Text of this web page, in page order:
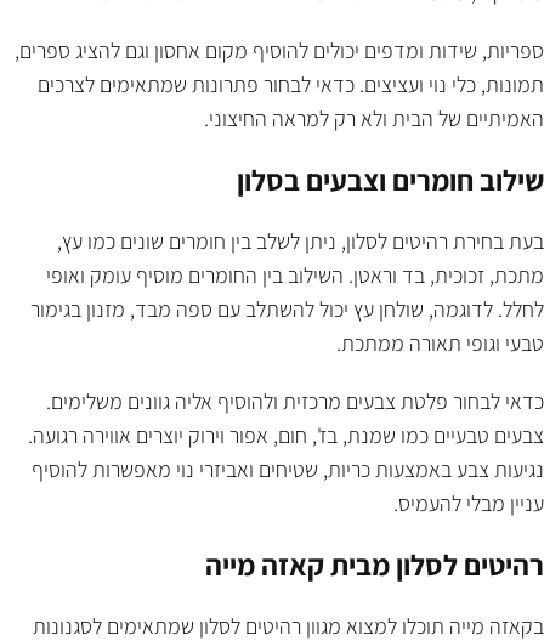
ספריות, שידות ומדפים יכולים להוסיף מקום אחסון וגם להציג ספרים,
תמונות, כלי נוי ועציצים. כדאי לבחור פתרונות שמתאימים לצרכים
האמיתיים של הבית ולא רק למראה החיצוני.
שילוב חומרים וצבעים בסלון
בעת בחירת רהיטים לסלון, ניתן לשלב בין חומרים שונים כמו עץ,
מתכת, זכוכית, בד וראטן. השילוב בין החומרים מוסיף עומק ואופי
לחלל. לדוגמה, שולחן עץ יכול להשתלב עם ספה מבד, מזנון בגימור
טבעי וגופי תאורה ממתכת.
כדאי לבחור פלטת צבעים מרכזית ולהוסיף אליה גוונים משלימים.
צבעים טבעיים כמו שמנת, בז', חום, אפור וירוק יוצרים אווירה רגועה.
נגיעות צבע באמצעות כריות, שטיחים ואביזרי נוי מאפשרות להוסיף
עניין מבלי להעמיס.
רהיטים לסלון מבית קאזה מייה
בקאזה מייה תוכלו למצוא מגוון רהיטים לסלון שמתאימים לסגנונות